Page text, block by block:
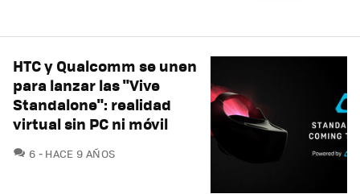
HTC y Qualcomm se unen
para lanzar las "Vive
Standalone": realidad
virtual sin PC ni móvil
6 COMENTARIOS
HACE 9 AÑOS